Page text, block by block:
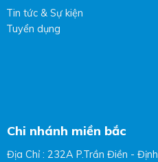
Tin tức & Sự kiện
Tuyển dụng
Chi nhánh miền bắc
Địa Chỉ : 232A P.Trần Điền -